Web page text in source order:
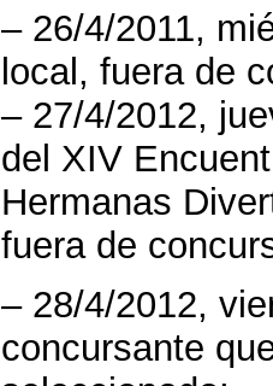
– 26/4/2011,
local, fuera de
– 27/4/2012,
del XIV
Hermanas
fuera de
– 28/4/2012,
concursante